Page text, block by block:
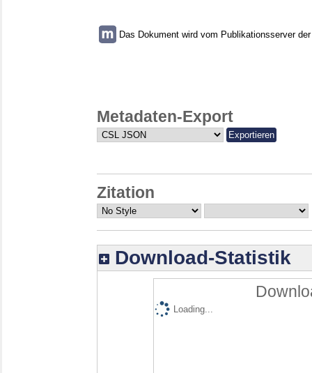
Das Dokument wird vom Publikationsserver
Metadaten-Export
Zitation
Download-Statistik
Loading...